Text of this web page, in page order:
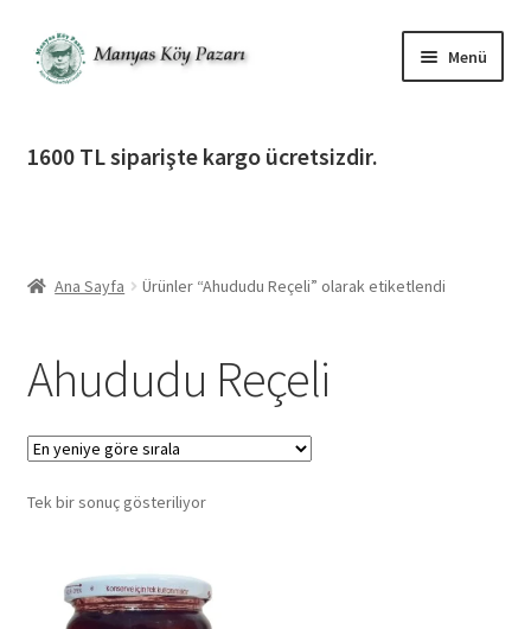
Dolaşıma
geç
İçeriğe
geç
Menü
İletişim
1600 TL siparişte kargo ücretsizdir.
Ana Sayfa Ürünler “Ahududu Reçeli” olarak etiketlendi
Ahududu Reçeli
Tek bir sonuç gösteriliyor